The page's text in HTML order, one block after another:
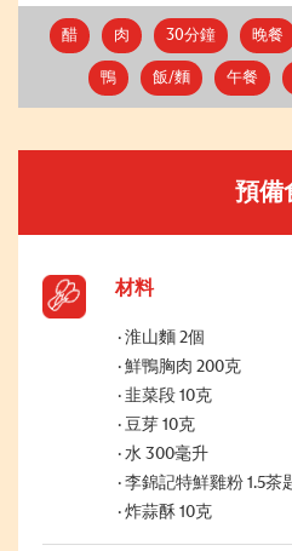
醋 肉 30分鐘 晚餐
鴨 飯/麵 午餐
預備
材料
淮山麵 2個
鮮鴨胸肉 200克
韭菜段 10克
豆芽 10克
水 300毫升
李錦記特鮮雞粉 1.5茶
炸蒜酥 10克